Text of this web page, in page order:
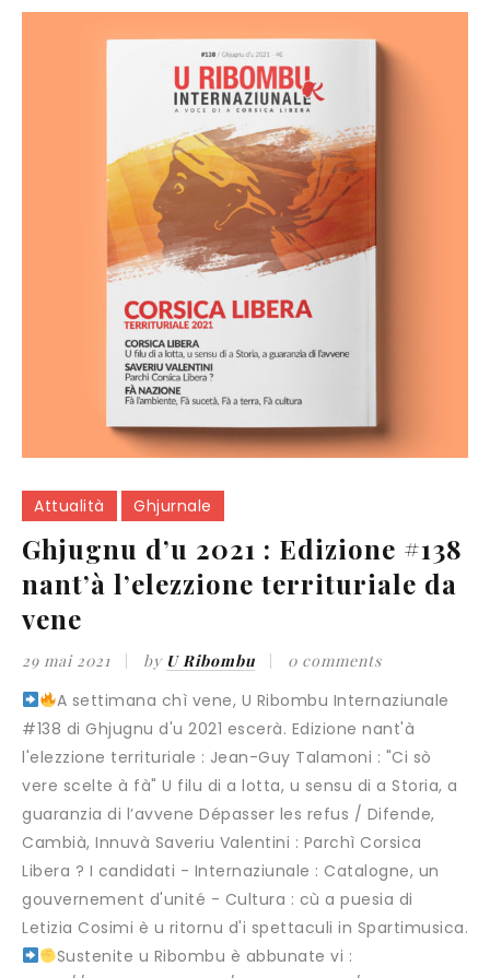
Attualità Ghjurnale
Ghjugnu d’u 2021 : Edizione #138
nant’à l’elezzione territuriale da
vene
29 mai 2021 by U Ribombu 0 comments
A settimana chì vene, U Ribombu Internaziunale
#138 di Ghjugnu d'u 2021 escerà. Edizione nant'à
l'elezzione territuriale : Jean-Guy Talamoni : "Ci sò
vere scelte à fà" U filu di a lotta, u sensu di a Storia, a
guaranzia di l’avvene Dépasser les refus / Difende,
Cambià, Innuvà Saveriu Valentini : Parchì Corsica
Libera ? I candidati - Internaziunale : Catalogne, un
gouvernement d'unité - Cultura : cù a puesia di
Letizia Cosimi è u ritornu d'i spettaculi in Spartimusica.
Sustenite u Ribombu è abbunate vi :